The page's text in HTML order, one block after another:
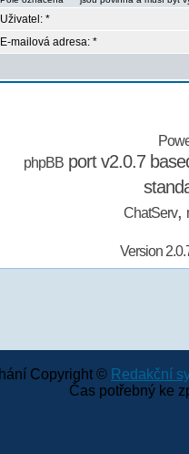
Uživatel: *
E-mailová adresa: *
phpBBport v2.0.7
ChatServ,
Version
Copyright © Redakční
Čas potřebný ke